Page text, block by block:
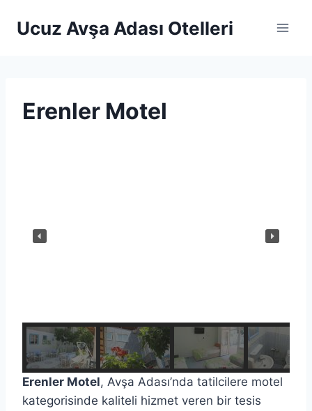
Ucuz Avşa Adası Otelleri
Erenler Motel
Erenler Motel, Avşa Adası’nda tatilcilere motel
kategorisinde kaliteli hizmet veren bir tesis